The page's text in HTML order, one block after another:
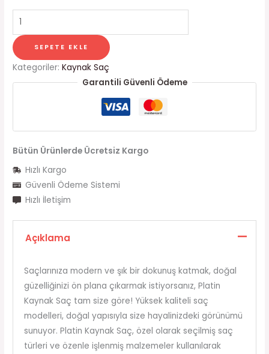
SEPETE EKLE
Kategoriler:Kaynak Saç
Garantili Güvenli Ödeme
Bütün Ürünlerde Ücretsiz Kargo
Hızlı Kargo
Güvenli Ödeme Sistemi
Hızlı İletişim
Açıklama
Saçlarınıza modern ve şık bir dokunuş katmak, doğal
güzelliğinizi ön plana çıkarmak istiyorsanız, Platin
Kaynak Saç tam size göre! Yüksek kaliteli saç
modelleri, doğal yapısıyla size hayalinizdeki görünümü
sunuyor. Platin Kaynak Saç, özel olarak seçilmiş saç
türleri ve özenle işlenmiş malzemeler kullanılarak